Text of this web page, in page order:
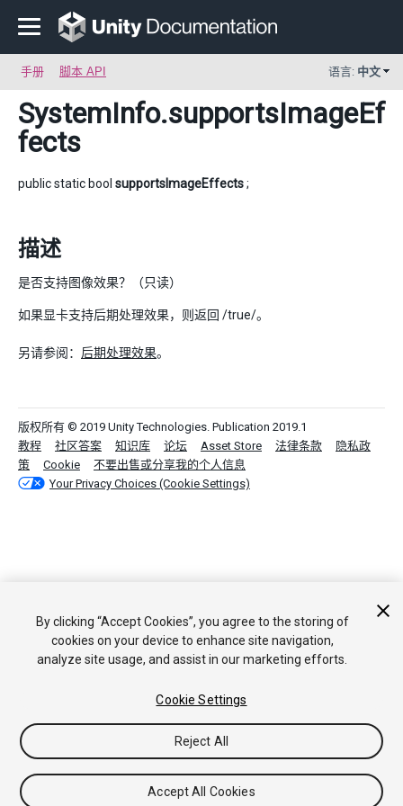
手册 脚本 API 语言: 中文
SystemInfo.supportsImageEf
fects
public static bool supportsImageEffects;
描述
是否支持图像效果？（只读）
如果显卡支持后期处理效果，则返回 /true/。
另请参阅： 后期处理效果。
版权所有 © 2019 Unity Technologies. Publication 2019.1
教程
社区答案 知识库 论坛 Asset Store 法律条款
隐私政
策
Cookie
不要出售或分享我的个人信息
Your Privacy Choices (Cookie Settings)
By clicking “Accept Cookies”, you agree to the storing of
cookies on your device to enhance site navigation,
analyze site usage, and assist in our marketing efforts.
Cookie Settings
Reject All
Accept All Cookies